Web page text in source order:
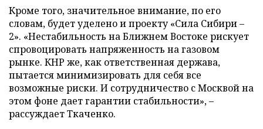
Кроме того, значительное внимание, по его
словам, будет уделено и проекту «Сила Сибири –
2». «Нестабильность на Ближнем Востоке рискует
спровоцировать напряженность на газовом
рынке. КНР же, как ответственная держава,
пытается минимизировать для себя все
возможные риски. И сотрудничество с Москвой на
этом фоне дает гарантии стабильности», –
рассуждает Ткаченко.